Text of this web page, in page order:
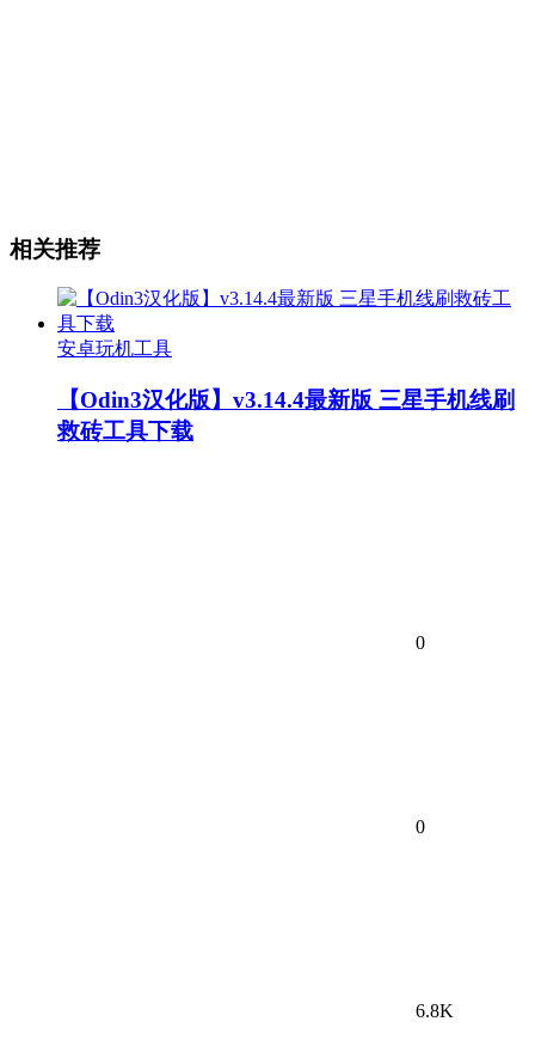
相关推荐
安卓玩机工具
【Odin3汉化版】v3.14.4最新版 三星手机线刷
救砖工具下载
0
0
6.8K